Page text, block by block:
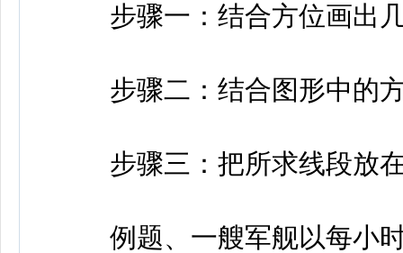
步骤一：结合方位画出
步骤二：结合图形中的方
步骤三：把所求线段放在
例题、一艘军舰以每小时